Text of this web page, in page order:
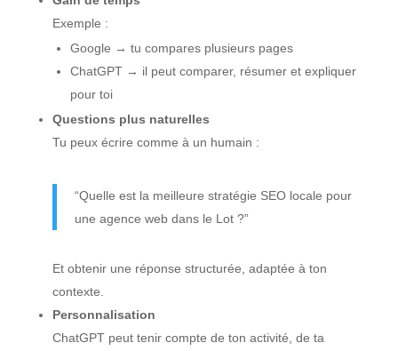
Exemple :
Google → tu compares plusieurs pages
ChatGPT → il peut comparer, résumer et expliquer
pour toi
Questions plus naturelles
Tu peux écrire comme à un humain :
“Quelle est la meilleure stratégie SEO locale pour
une agence web dans le Lot ?”
Et obtenir une réponse structurée, adaptée à ton
contexte.
Personnalisation
ChatGPT peut tenir compte de ton activité, de ta